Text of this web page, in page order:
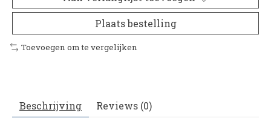
Plaats bestelling
Toevoegen om te vergelijken
Beschrijving Reviews (0)